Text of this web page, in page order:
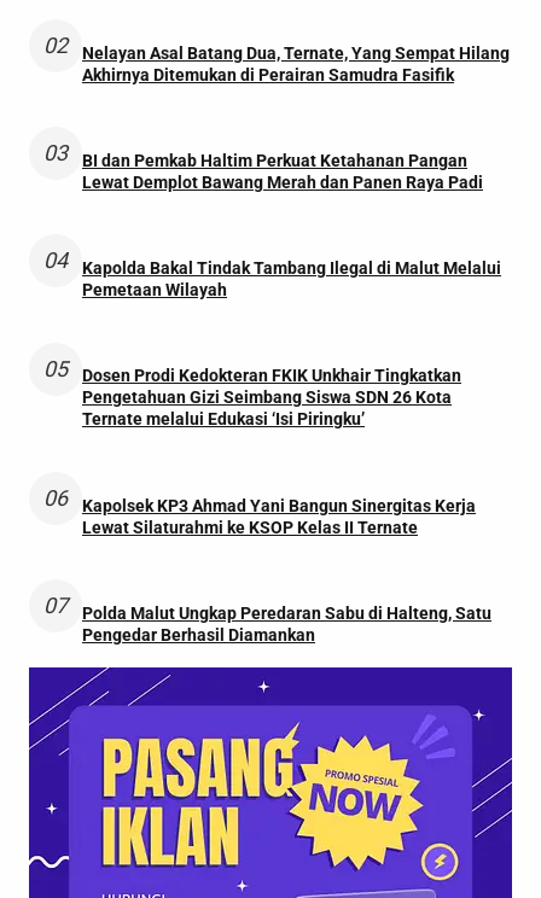
02
Nelayan Asal Batang Dua, Ternate, Yang Sempat Hilang
Akhirnya Ditemukan di Perairan Samudra Fasifik
03
BI dan Pemkab Haltim Perkuat Ketahanan Pangan
Lewat Demplot Bawang Merah dan Panen Raya Padi
04
Kapolda Bakal Tindak Tambang Ilegal di Malut Melalui
Pemetaan Wilayah
05
Dosen Prodi Kedokteran FKIK Unkhair Tingkatkan
Pengetahuan Gizi Seimbang Siswa SDN 26 Kota
Ternate melalui Edukasi ‘Isi Piringku’
06
Kapolsek KP3 Ahmad Yani Bangun Sinergitas Kerja
Lewat Silaturahmi ke KSOP Kelas II Ternate
07
Polda Malut Ungkap Peredaran Sabu di Halteng, Satu
Pengedar Berhasil Diamankan